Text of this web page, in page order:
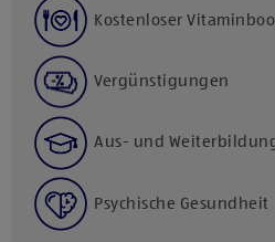
Kostenloser
Vergünstigungen
Aus- und
Psychische Gesundheit